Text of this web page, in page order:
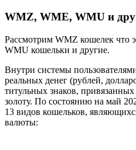
WMZ, WME, WMU и
Рассмотрим WMZ кошелек что
WMU кошельки и другие.
Внутри системы
реальных денег (рублей,
титульных знаков,
золоту. По состоянию на май
13 видов кошельков,
валюты: